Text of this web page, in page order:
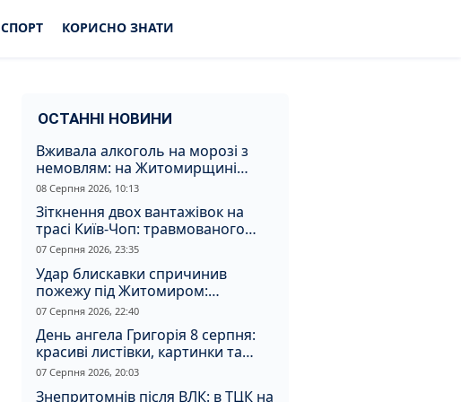
СПОРТ КОРИСНО ЗНАТИ
ОСТАННІ НОВИНИ
Вживала алкоголь на морозі з
немовлям: на Житомирщині
засудили матір, через яку дитина
отримала обмороження
08 Серпня 2026, 10:13
Зіткнення двох вантажівок на
трасі Київ-Чоп: травмованого
водія забрали до лікарні
07 Серпня 2026, 23:35
Удар блискавки спричинив
пожежу під Житомиром:
рятувальники витягли з вогню
кота
07 Серпня 2026, 22:40
День ангела Григорія 8 серпня:
красиві листівки, картинки та
душевні привітання
07 Серпня 2026, 20:03
Знепритомнів після ВЛК: в ТЦК на